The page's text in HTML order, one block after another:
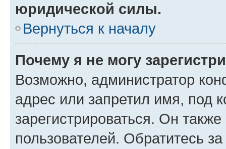
юридической силы.
Вернуться к началу
Почему я не могу
Возможно, администратор
адрес или запретил имя, под
зарегистрироваться. Он
пользователей. Обратитесь